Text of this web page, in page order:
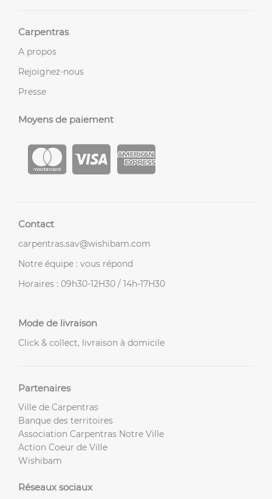
Carpentras
A propos
Rejoignez-nous
Presse
Moyens de paiement
Contact
carpentras.sav@wishibam.com
Notre équipe : vous répond
Horaires : 09h30-12H30 / 14h-17H30
Mode de livraison
Click & collect, livraison à domicile
Partenaires
Ville de Carpentras
Banque des territoires
Association Carpentras Notre Ville
Action Coeur de Ville
Wishibam
Réseaux sociaux